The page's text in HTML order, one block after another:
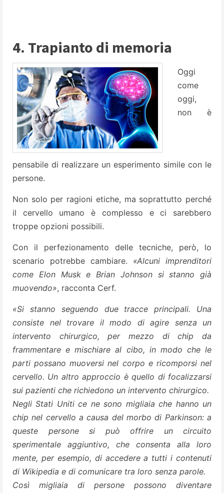
4. Trapianto di memoria
Oggi
come
oggi,
non è
pensabile di realizzare un esperimento simile con le
persone.
Non solo per ragioni etiche, ma soprattutto perché
il cervello umano è complesso e ci sarebbero
troppe opzioni possibili.
Con il perfezionamento delle tecniche, però, lo
scenario potrebbe cambiare. «Alcuni imprenditori
come Elon Musk e Brian Johnson si stanno già
muovendo», racconta Cerf.
«Si stanno seguendo due tracce principali. Una
consiste nel trovare il modo di agire senza un
intervento chirurgico, per mezzo di chip da
frammentare e mischiare al cibo, in modo che le
parti possano muoversi nel corpo e ricomporsi nel
cervello. Un altro approccio è quello di focalizzarsi
sui pazienti che richiedono un intervento chirurgico.
Negli Stati Uniti ce ne sono migliaia che hanno un
chip nel cervello a causa del morbo di Parkinson: a
queste persone si può offrire un circuito
sperimentale aggiuntivo, che consenta alla loro
mente, per esempio, di accedere a tutti i contenuti
di Wikipedia e di comunicare tra loro senza parole.
Così migliaia di persone possono diventare